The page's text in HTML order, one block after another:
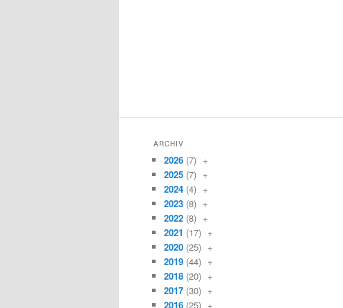
ARCHIV
2026 (7) +
2025 (7) +
2024 (4) +
2023 (8) +
2022 (8) +
2021 (17) +
2020 (25) +
2019 (44) +
2018 (20) +
2017 (30) +
2016 (25) +